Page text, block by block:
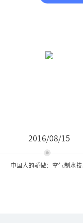
2016/08/15
中国人的骄傲：空气制水